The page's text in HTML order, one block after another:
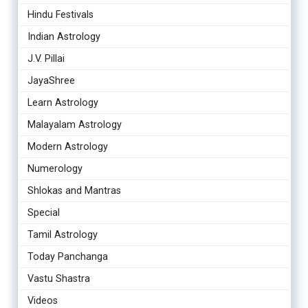
Hindu Festivals
Indian Astrology
J.V. Pillai
JayaShree
Learn Astrology
Malayalam Astrology
Modern Astrology
Numerology
Shlokas and Mantras
Special
Tamil Astrology
Today Panchanga
Vastu Shastra
Videos